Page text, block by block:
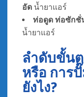
อัด น้ำยาแอร์
ท่อดูด ท่อซักชั่
น้ำยาแอร์
ลำดับขั้น
หรือ การ
ยังไง?